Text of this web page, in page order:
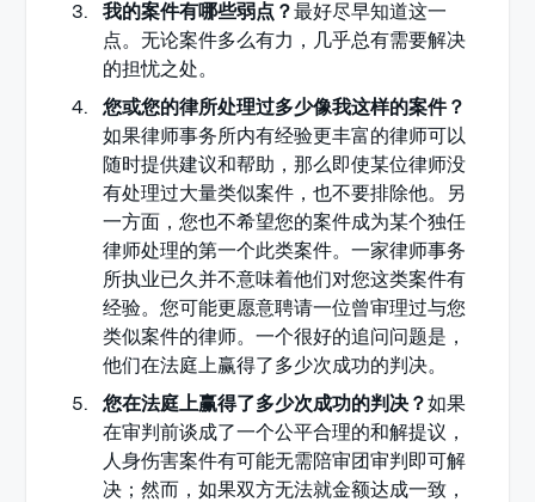
我的案件有哪些弱点？最好尽早知道这一
点。无论案件多么有力，几乎总有需要解决
的担忧之处。
您或您的律所处理过多少像我这样的案件？
如果律师事务所内有经验更丰富的律师可以
随时提供建议和帮助，那么即使某位律师没
有处理过大量类似案件，也不要排除他。另
一方面，您也不希望您的案件成为某个独任
律师处理的第一个此类案件。一家律师事务
所执业已久并不意味着他们对您这类案件有
经验。您可能更愿意聘请一位曾审理过与您
类似案件的律师。一个很好的追问问题是，
他们在法庭上赢得了多少次成功的判决。
您在法庭上赢得了多少次成功的判决？如果
在审判前谈成了一个公平合理的和解提议，
人身伤害案件有可能无需陪审团审判即可解
决；然而，如果双方无法就金额达成一致，